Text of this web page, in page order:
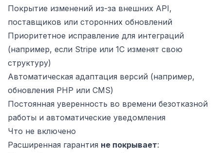
Покрытие изменений из-за внешних API,
поставщиков или сторонних обновлений
Приоритетное исправление для интеграций
(например, если Stripe или 1С изменят свою
структуру)
Автоматическая адаптация версий (например,
обновления PHP или CMS)
Постоянная уверенность во времени безотказной
работы и автоматические уведомления
Что не включено
Расширенная гарантия не покрывает: